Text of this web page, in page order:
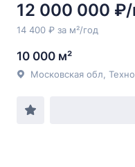
12 000 000
14 400 ₽ за м²/год
10 000 м²
Московская обл,